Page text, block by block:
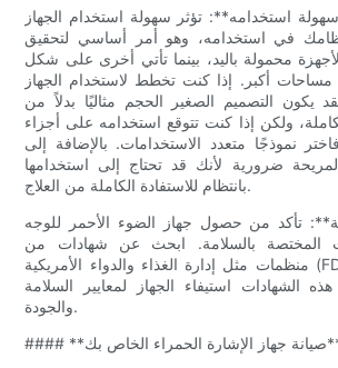
استخدامه**: تؤثر سهولة استخدام الجهاز
في استخدامه، وهو أمر أساسي لتحقيق
محمولة باليد، بينما تأتي أخرى على شكل
مساحات أكبر. إذا كنت تخطط لاستخدام الجهاز
التصميم الصغير الحجم مثاليًا بدلاً من
ولكن إذا كنت تتوقع استخدامه على أجزاء
نموذجًا متعدد الاستخدامات. بالإضافة إلى
ضرورية لأنك قد تحتاج إلى استخدامها
بانتظام للاستفادة الكاملة من العلاج.
تأكد من حصول جهاز الضوء الأحمر للوجه
المختصة بالسلامة. ابحث عن شهادات من
منظمات مثل إدارة الغذاء والدواء الأمريكية (FDA) أو علامة CE في
الشهادات استيفاء الجهاز لمعايير السلامة
والجودة.
الحمراء الخاص بك**